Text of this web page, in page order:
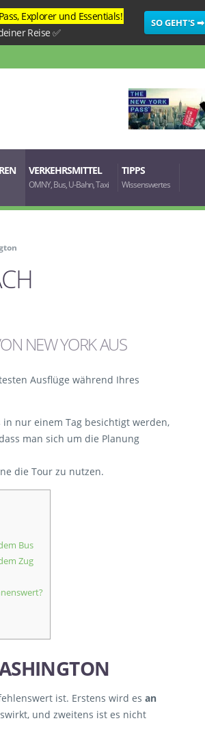
, Explorerund Essentials!
Reise ✅
SO GEHT'S ➡
VERKEHRSMITTEL
OMNY, Bus, U-Bahn, Taxi
TIPPS
Wissenswertes
NEW YORK AUS
Ausflüge während Ihres
in nur einem Tag besichtigt werden,
man sich um die Planung
die Tour zu nutzen.
Bus
Zug
ist. Erstens wird es an
und zweitens ist es nicht